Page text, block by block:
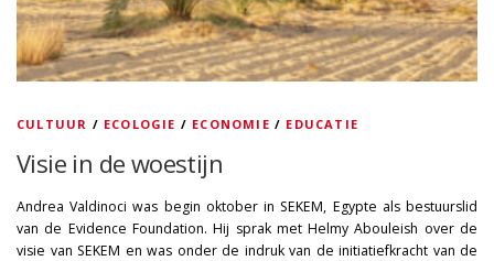
CULTUUR / ECOLOGIE / ECONOMIE / EDUCATIE
Visie in de woestijn
Andrea Valdinoci was begin oktober in SEKEM, Egypte als bestuurslid
van de Evidence Foundation. Hij sprak met Helmy Abouleish over de
visie van SEKEM en was onder de indruk van de initiatiefkracht van de